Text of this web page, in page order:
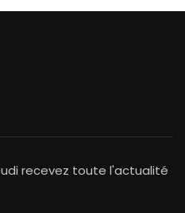
recevez toute l'actualité